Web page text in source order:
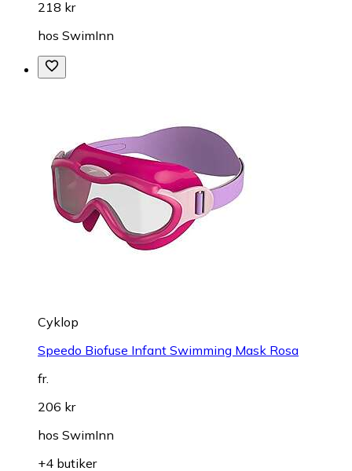
218 kr
hos SwimInn
Cyklop
Speedo Biofuse Infant Swimming Mask Rosa
fr.
206 kr
hos SwimInn
+4 butiker